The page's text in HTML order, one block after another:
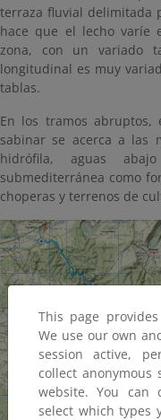
terraza fluvial delimitada
hace que el lecho varíe
zona, con un variado
longitudinal es muy
tablas.
En los tramos abruptos,
sabinar se acerca a las
hidrófila, aguas
submediterránea como
choperas y terrenos de
This page
We use our own
session active,
collect anonymous
website. You can
select which types